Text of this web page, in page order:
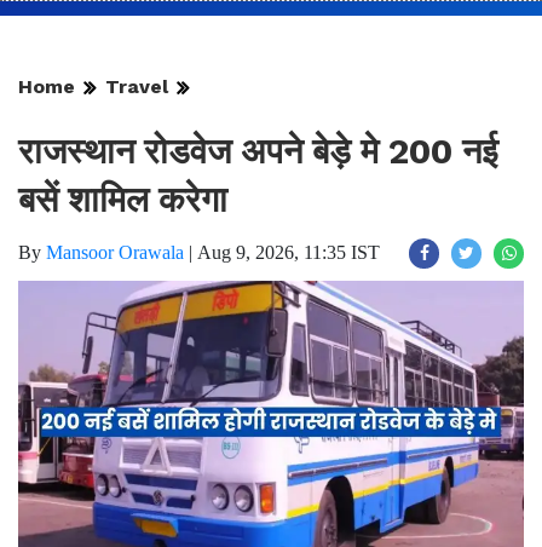
Home Travel
राजस्थान रोडवेज अपने बेड़े मे 200 नई
बसें शामिल करेगा
By Mansoor Orawala | Aug 9, 2026, 11:35 IST